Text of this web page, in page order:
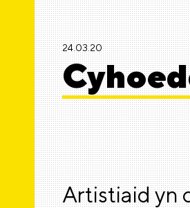
24.03.20
Artistiaid yn